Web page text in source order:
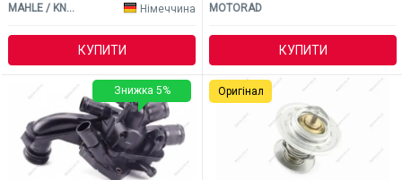
MAHLE / KNECHT
Німеччина
КУПИТИ
MOTORAD
КУПИТИ
Знижка 5% Оригінал